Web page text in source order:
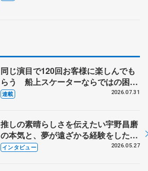
同じ演目で120回お客様に楽しんでも
らう 船上スケーターならではの困難
とは 影響あったPIW前キャプテン松
連載 2026.07.31
推しの素晴らしさを伝えたい宇野昌磨
の本気と、夢が遠ざかる経験をした本
田真凜の覚悟
インタビュー 2026.05.27